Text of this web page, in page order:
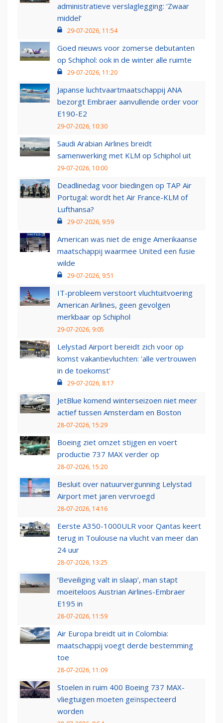
administratieve verslaglegging: ‘Zwaar
middel’
29-07-2026, 11:54
Goed nieuws voor zomerse debutanten
op Schiphol: ook in de winter alle ruimte
29-07-2026, 11:20
Japanse luchtvaartmaatschappij ANA
bezorgt Embraer aanvullende order voor
E190-E2
29-07-2026, 10:30
Saudi Arabian Airlines breidt
samenwerking met KLM op Schiphol uit
29-07-2026, 10:00
Deadlinedag voor biedingen op TAP Air
Portugal: wordt het Air France-KLM of
Lufthansa?
29-07-2026, 9:59
American was niet de enige Amerikaanse
maatschappij waarmee United een fusie
wilde
29-07-2026, 9:51
IT-probleem verstoort vluchtuitvoering
American Airlines, geen gevolgen
merkbaar op Schiphol
29-07-2026, 9:05
Lelystad Airport bereidt zich voor op
komst vakantievluchten: 'alle vertrouwen
in de toekomst'
29-07-2026, 8:17
JetBlue komend winterseizoen niet meer
actief tussen Amsterdam en Boston
28-07-2026, 15:29
Boeing ziet omzet stijgen en voert
productie 737 MAX verder op
28-07-2026, 15:20
Besluit over natuurvergunning Lelystad
Airport met jaren vervroegd
28-07-2026, 14:16
Eerste A350-1000ULR voor Qantas keert
terug in Toulouse na vlucht van meer dan
24 uur
28-07-2026, 13:25
‘Beveiliging valt in slaap’, man stapt
moeiteloos Austrian Airlines-Embraer
E195 in
28-07-2026, 11:59
Air Europa breidt uit in Colombia:
maatschappij voegt derde bestemming
toe
28-07-2026, 11:09
Stoelen in ruim 400 Boeing 737 MAX-
vliegtuigen moeten geïnspecteerd
worden